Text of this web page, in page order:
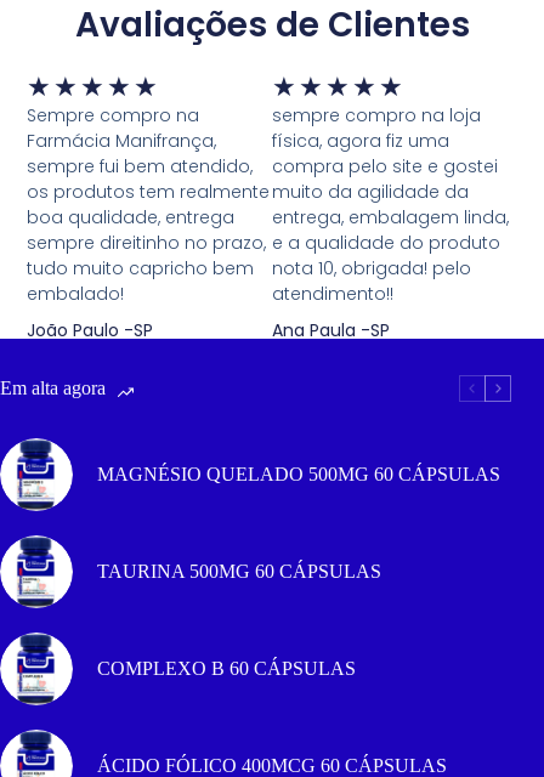
Avaliações de Clientes
★ ★ ★ ★ ★
Sempre compro na
Farmácia Manifrança,
sempre fui bem atendido,
os produtos tem realmente
boa qualidade, entrega
sempre direitinho no prazo,
tudo muito capricho bem
embalado!
João Paulo -SP
★ ★ ★ ★ ★
sempre compro na loja
física, agora fiz uma
compra pelo site e gostei
muito da agilidade da
entrega, embalagem linda,
e a qualidade do produto
nota 10, obrigada! pelo
atendimento!!
Ana Paula -SP
Em alta agora
MAGNÉSIO QUELADO 500MG 60 CÁPSULAS
TAURINA 500MG 60 CÁPSULAS
COMPLEXO B 60 CÁPSULAS
ÁCIDO FÓLICO 400MCG 60 CÁPSULAS